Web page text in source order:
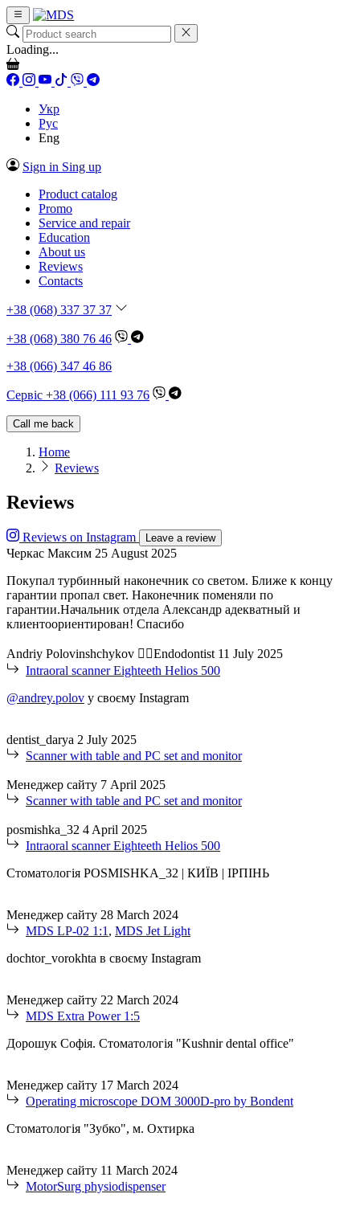
Loading...
Укр
Рус
Eng
Sign in Sing up
Product catalog
Promo
Service and repair
Education
About us
Reviews
Contacts
+38 (068) 337 37 37
+38 (068) 380 76 46
+38 (066) 347 46 86
Сервіс +38 (066) 111 93 76
Call me back
Home
Reviews
Reviews
Reviews on Instagram Leave a review
Черкас Максим 25 August 2025
Покупал турбинный наконечник со светом. Ближе к концу
гарантии пропал свет. Наконечник поменяли по
гарантии.Начальник отдела Александр адекватный и
клиентоориентирован! Спасибо
Andriy Polovinshchykov 👨‍⚕️Endodontist 11 July 2025
Intraoral scanner Eighteeth Helios 500
@andrey.polov у своєму Instagram
dentist_darya 2 July 2025
Scanner with table and PC set and monitor
Менеджер сайту 7 April 2025
Scanner with table and PC set and monitor
posmishka_32 4 April 2025
Intraoral scanner Eighteeth Helios 500
Стоматологія POSMISHKA_32 | КИЇВ | ІРПІНЬ
Менеджер сайту 28 March 2024
MDS LP-02 1:1, MDS Jet Light
dochtor_vorokhta в своєму Instagram
Менеджер сайту 22 March 2024
MDS Extra Power 1:5
Дорошук Софія. Стоматологія "Kushnir dental office"
Менеджер сайту 17 March 2024
Operating microscope DOM 3000D-pro by Bondent
Стоматологія "Зубко", м. Охтирка
Менеджер сайту 11 March 2024
MotorSurg physiodispenser